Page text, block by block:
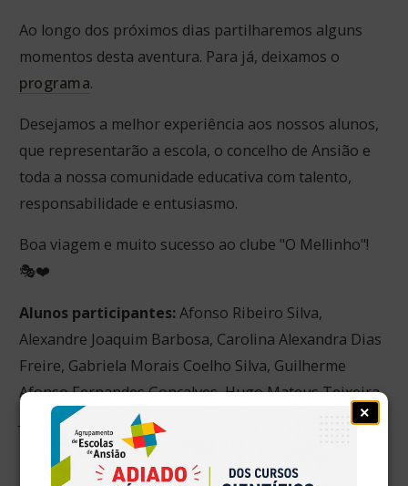
×
Ao longo dos próximos dias partilharemos alguns
momentos desta aventura. Para já, deixamos o
programa.
Desejamos a melhor experiência aos nossos alunos,
que representarão a escola, o concelho de Ansião e
toda a nossa comunidade educativa com talento,
responsabilidade e entusiasmo.
Boa viagem e muito sucesso ao clube "O Mellinho"!
🎭❤️
Alunos participantes:Afonso Ribeiro Silva,
Alexandre Joaquim Barbosa, Carolina Alexandra Dias
Freire, Gabriela Morais Coelho Silva, Guilherme
Afonso Fernandes Gonçalves, Hugo Mateus Teixeira,
Jorge Samuel T. Correia, Leonor Serra Duarte,
Madalena Zuzarte Bernardo, Mafalda Ferreira, Marta
Duarte Feio, Pedro Domingues Palricas, Rebeca